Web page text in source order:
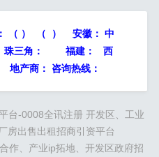
家长交流着。 山东省...
（ ） （ ） 安徽： 中
珠三角：
福建： 西
地产商： 咨询热线：
台-0008全讯注册开发区、工业
房出售出租招商引资平台
作、产业ip拓地、开发区政府招